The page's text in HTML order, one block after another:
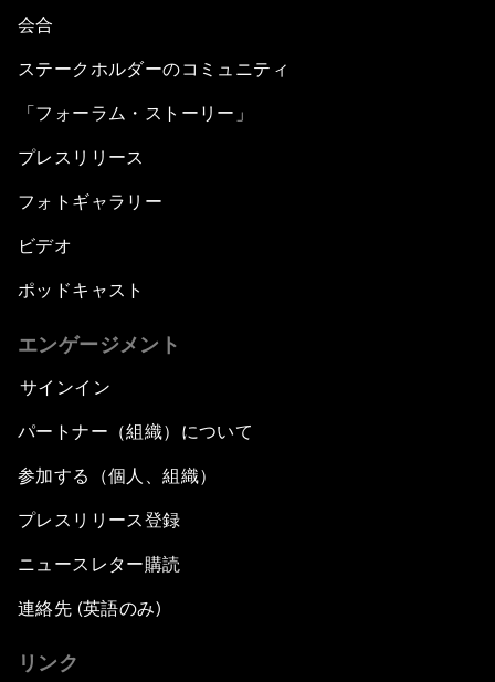
会合
ステークホルダーのコミュニティ
「フォーラム・ストーリー」
プレスリリース
フォトギャラリー
ビデオ
ポッドキャスト
エンゲージメント
サインイン
パートナー（組織）について
参加する（個人、組織）
プレスリリース登録
ニュースレター購読
連絡先 (英語のみ)
リンク